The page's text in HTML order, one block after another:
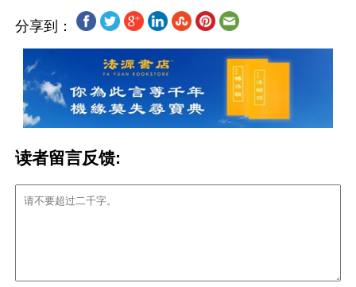
分享到：
读者留言反馈: